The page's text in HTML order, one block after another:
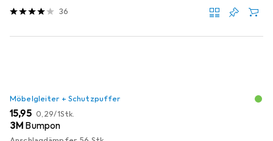
36
Möbelgleiter + Schutzpuffer
EUR
15,95 EUR
0,29/1Stk.
3M Bumpon